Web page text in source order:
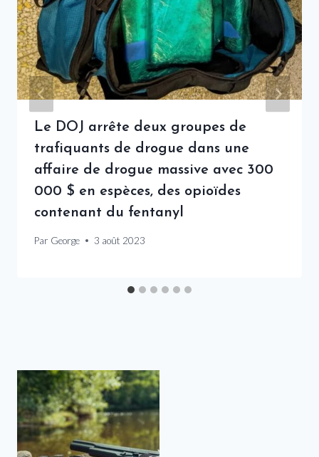
Le DOJ arrête deux groupes de
trafiquants de drogue dans une
affaire de drogue massive avec 300
000 $ en espèces, des opioïdes
contenant du fentanyl
Par George 3 août 2023